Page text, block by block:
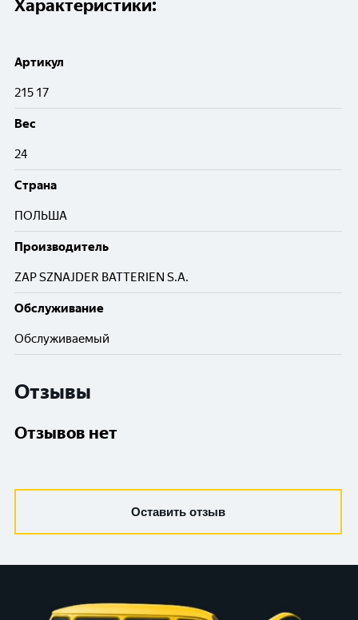
Характеристики:
Артикул
215 17
Вес
24
Cтрана
ПОЛЬША
Производитель
ZAP SZNAJDER BATTERIEN S.A.
Обслуживание
Обслуживаемый
Отзывы
Отзывов нет
Оставить отзыв